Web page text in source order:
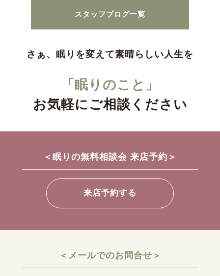
スタッフブログ一覧
さぁ、眠りを変えて素晴らしい人生を
「眠りのこと」
お気軽にご相談ください
＜眠りの無料相談会 来店予約＞
来店予約する
＜メールでのお問合せ＞